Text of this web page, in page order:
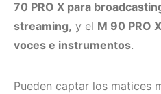
70 PRO X para
streaming, y el M 90 PRO
voces e instrumentos.
Pueden captar los matices